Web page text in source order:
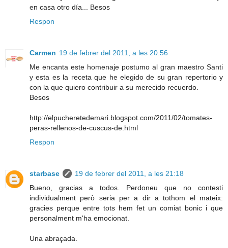
en casa otro día... Besos
Respon
Carmen 19 de febrer del 2011, a les 20:56
Me encanta este homenaje postumo al gran maestro Santi
y esta es la receta que he elegido de su gran repertorio y
con la que quiero contribuir a su merecido recuerdo.
Besos
http://elpucheretedemari.blogspot.com/2011/02/tomates-
peras-rellenos-de-cuscus-de.html
Respon
starbase
19 de febrer del 2011, a les 21:18
Bueno, gracias a todos. Perdoneu que no contesti
individualment però seria per a dir a tothom el mateix:
gracies perque entre tots hem fet un comiat bonic i que
personalment m'ha emocionat.
Una abraçada.